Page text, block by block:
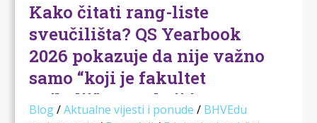
Kako čitati rang-liste
sveučilišta? QS Yearbook
2026 pokazuje da nije važno
samo “koji je fakultet
najbolji”, nego koji je
Blog/Aktualne vijesti i ponude / BHVEdu